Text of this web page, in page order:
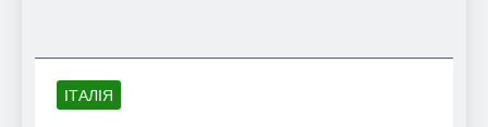
ІТАЛІЯ